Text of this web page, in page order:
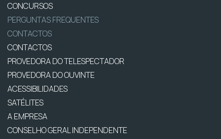
CONCURSOS
PERGUNTAS FREQUENTES
CONTACTOS
CONTACTOS
PROVEDORA DO TELESPECTADOR
PROVEDORA DO OUVINTE
ACESSIBILIDADES
SATÉLITES
A EMPRESA
CONSELHO GERAL INDEPENDENTE